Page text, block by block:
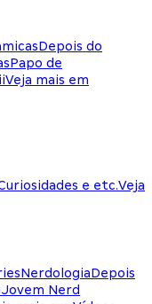
Depois do
Papo de
Veja mais em
e etc.Veja
NerdologiaDepois
Jovem Nerd